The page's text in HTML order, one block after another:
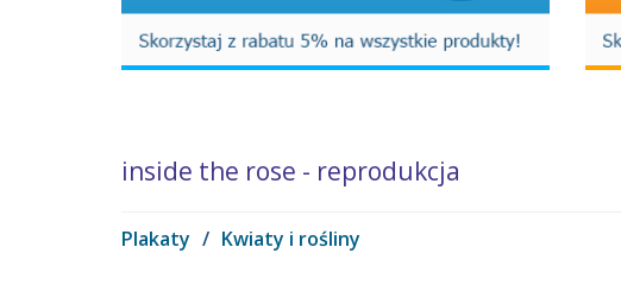
inside the rose - reprodukcja
Plakaty / Kwiaty i rośliny